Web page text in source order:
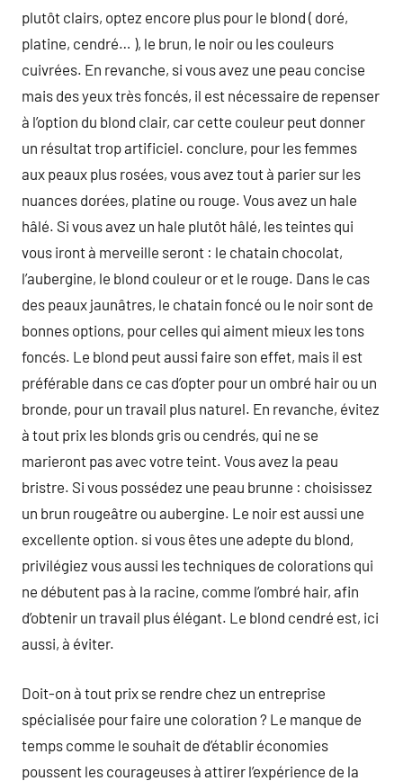
plutôt clairs, optez encore plus pour le blond ( doré,
platine, cendré… ), le brun, le noir ou les couleurs
cuivrées. En revanche, si vous avez une peau concise
mais des yeux très foncés, il est nécessaire de repenser
à l’option du blond clair, car cette couleur peut donner
un résultat trop artificiel. conclure, pour les femmes
aux peaux plus rosées, vous avez tout à parier sur les
nuances dorées, platine ou rouge. Vous avez un hale
hâlé. Si vous avez un hale plutôt hâlé, les teintes qui
vous iront à merveille seront : le chatain chocolat,
l’aubergine, le blond couleur or et le rouge. Dans le cas
des peaux jaunâtres, le chatain foncé ou le noir sont de
bonnes options, pour celles qui aiment mieux les tons
foncés. Le blond peut aussi faire son effet, mais il est
préférable dans ce cas d’opter pour un ombré hair ou un
bronde, pour un travail plus naturel. En revanche, évitez
à tout prix les blonds gris ou cendrés, qui ne se
marieront pas avec votre teint. Vous avez la peau
bristre. Si vous possédez une peau brunne : choisissez
un brun rougeâtre ou aubergine. Le noir est aussi une
excellente option. si vous êtes une adepte du blond,
privilégiez vous aussi les techniques de colorations qui
ne débutent pas à la racine, comme l’ombré hair, afin
d’obtenir un travail plus élégant. Le blond cendré est, ici
aussi, à éviter.
Doit-on à tout prix se rendre chez un entreprise
spécialisée pour faire une coloration ? Le manque de
temps comme le souhait de d’établir économies
poussent les courageuses à attirer l’expérience de la